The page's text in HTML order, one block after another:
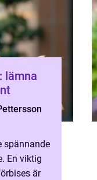
lämna
spännande
En viktig
är